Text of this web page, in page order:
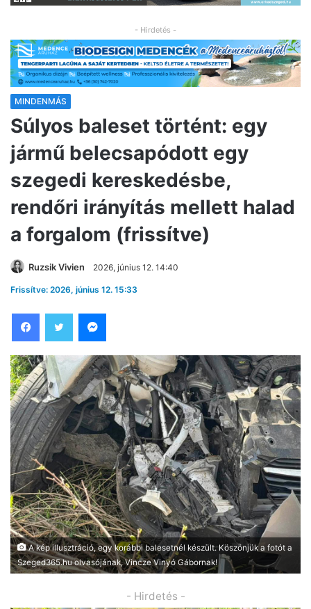
- Hirdetés -
MINDENMÁS
Súlyos baleset történt: egy
jármű belecsapódott egy
szegedi kereskedésbe,
rendőri irányítás mellett halad
a forgalom (frissítve)
Ruzsik Vivien 2026, június 12. 14:40
Frissítve: 2026, június 12. 15:33
A kép illusztráció, egy korábbi balesetnél készült. Köszönjük a fotót a
Szeged365.hu olvasójának, Vincze Vinyó Gábornak!
- Hirdetés -